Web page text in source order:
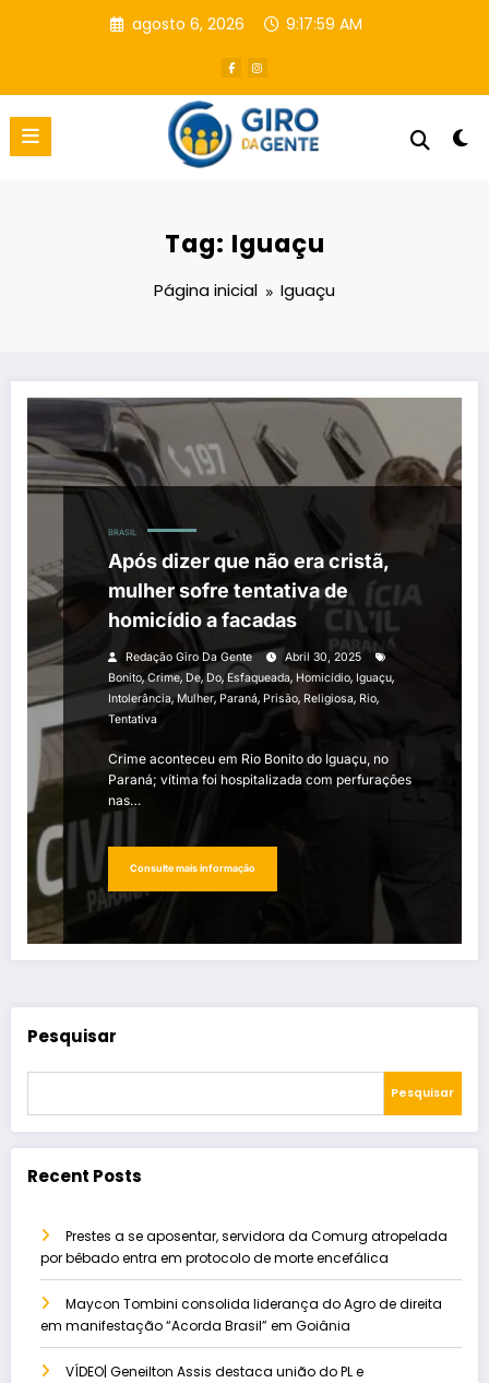
agosto 6, 2026 9:18:00 AM
Tag: Iguaçu
Página inicial Iguaçu
BRASIL
Após dizer que não era cristã,
mulher sofre tentativa de
homicídio a facadas
Redação Giro Da Gente
Abril 30, 2025
Bonito,Crime, De, Do, Esfaqueada, Homicídio, Iguaçu,
Intolerância,Mulher,Paraná, Prisão, Religiosa, Rio,
Tentativa
Crime aconteceu em Rio Bonito do Iguaçu, no
Paraná; vítima foi hospitalizada com perfurações
nas…
Consulte mais informação
Pesquisar
Pesquisar
Recent Posts
Prestes a se aposentar, servidora da Comurg atropelada
por bêbado entra em protocolo de morte encefálica
Maycon Tombini consolida liderança do Agro de direita
em manifestação “Acorda Brasil” em Goiânia
VÍDEO| Geneilton Assis destaca união do PL e